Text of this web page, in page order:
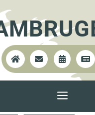
   
a